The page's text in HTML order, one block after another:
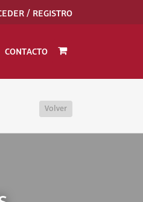
/ REGISTRO
CONTACTO
Volver